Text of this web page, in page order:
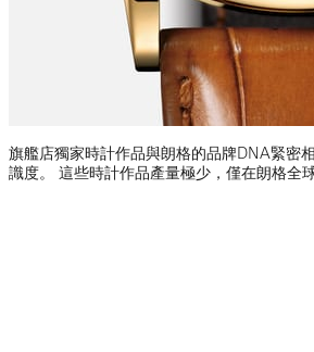
旗艦店獨家時計作品與朗格的品牌DNA緊密
識度。 這些時計作品產量極少，僅在朗格全